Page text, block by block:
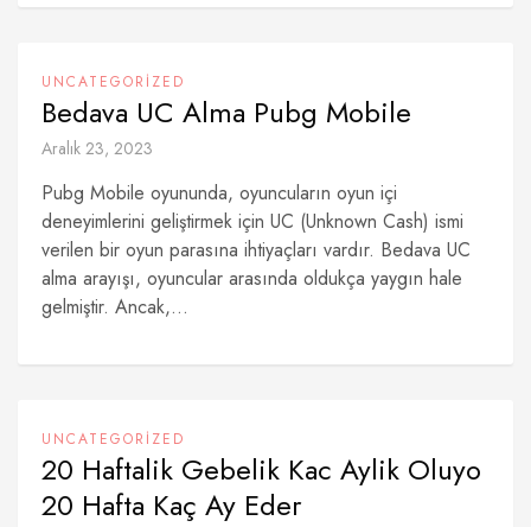
UNCATEGORIZED
Bedava UC Alma Pubg Mobile
Aralık 23, 2023
Pubg Mobile oyununda, oyuncuların oyun içi
deneyimlerini geliştirmek için UC (Unknown Cash) ismi
verilen bir oyun parasına ihtiyaçları vardır. Bedava UC
alma arayışı, oyuncular arasında oldukça yaygın hale
gelmiştir. Ancak,...
UNCATEGORIZED
20 Haftalik Gebelik Kac Aylik Oluyo
20 Hafta Kaç Ay Eder